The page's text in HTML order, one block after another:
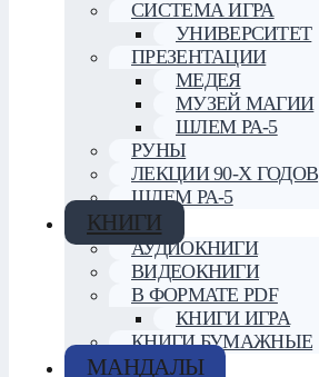
СИСТЕМА ИГРА
УНИВЕРСИТЕТ
ПРЕЗЕНТАЦИИ
МЕДЕЯ
МУЗЕЙ МАГИИ
ШЛЕМ РА-5
РУНЫ
ЛЕКЦИИ 90-Х ГОДОВ
ШЛЕМ РА-5
КНИГИ
АУДИОКНИГИ
ВИДЕОКНИГИ
В ФОРМАТЕ PDF
КНИГИ ИГРА
КНИГИ БУМАЖНЫЕ
МАНДАЛЫ